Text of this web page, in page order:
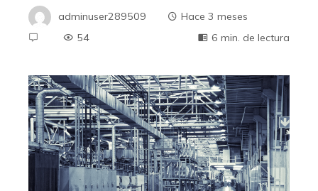
adminuser289509
Hace 3 meses
54
6 min. de lectura